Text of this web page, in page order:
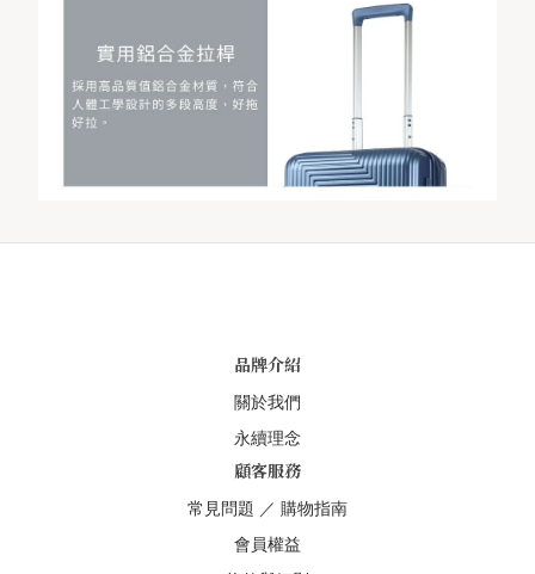
品牌介紹
關於我們
永續理念
顧客服務
常見問題 ／ 購物指南
會員權益